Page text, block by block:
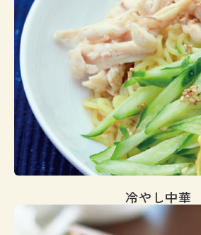
冷やし中華